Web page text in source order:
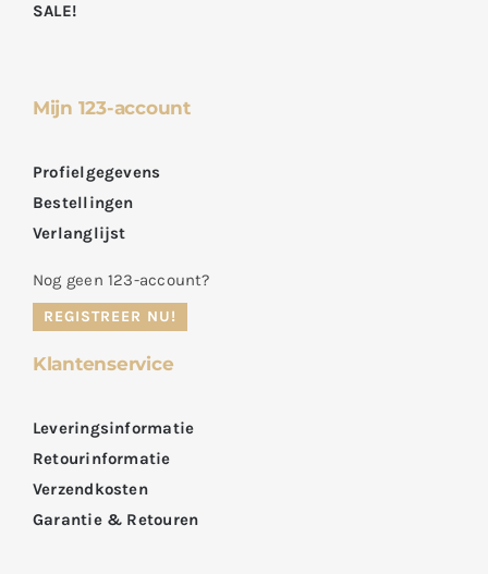
SALE!
Mijn 123-account
Profielgegevens
Bestellingen
Verlanglijst
Nog geen 123-account?
REGISTREER NU!
Klantenservice
Leveringsinformatie
Retourinformatie
Verzendkosten
Garantie & Retouren